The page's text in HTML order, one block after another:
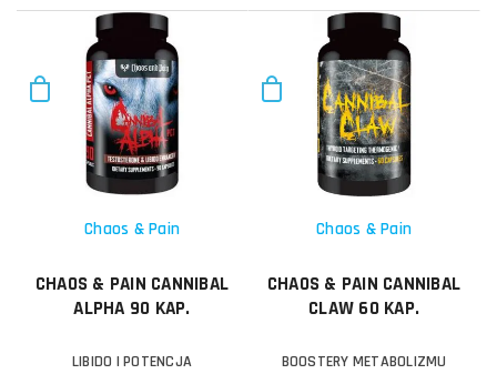
Chaos & Pain
CHAOS & PAIN CANNIBAL
ALPHA 90 KAP.
LIBIDO I POTENCJA
Chaos & Pain
CHAOS & PAIN CANNIBAL
CLAW 60 KAP.
BOOSTERY METABOLIZMU